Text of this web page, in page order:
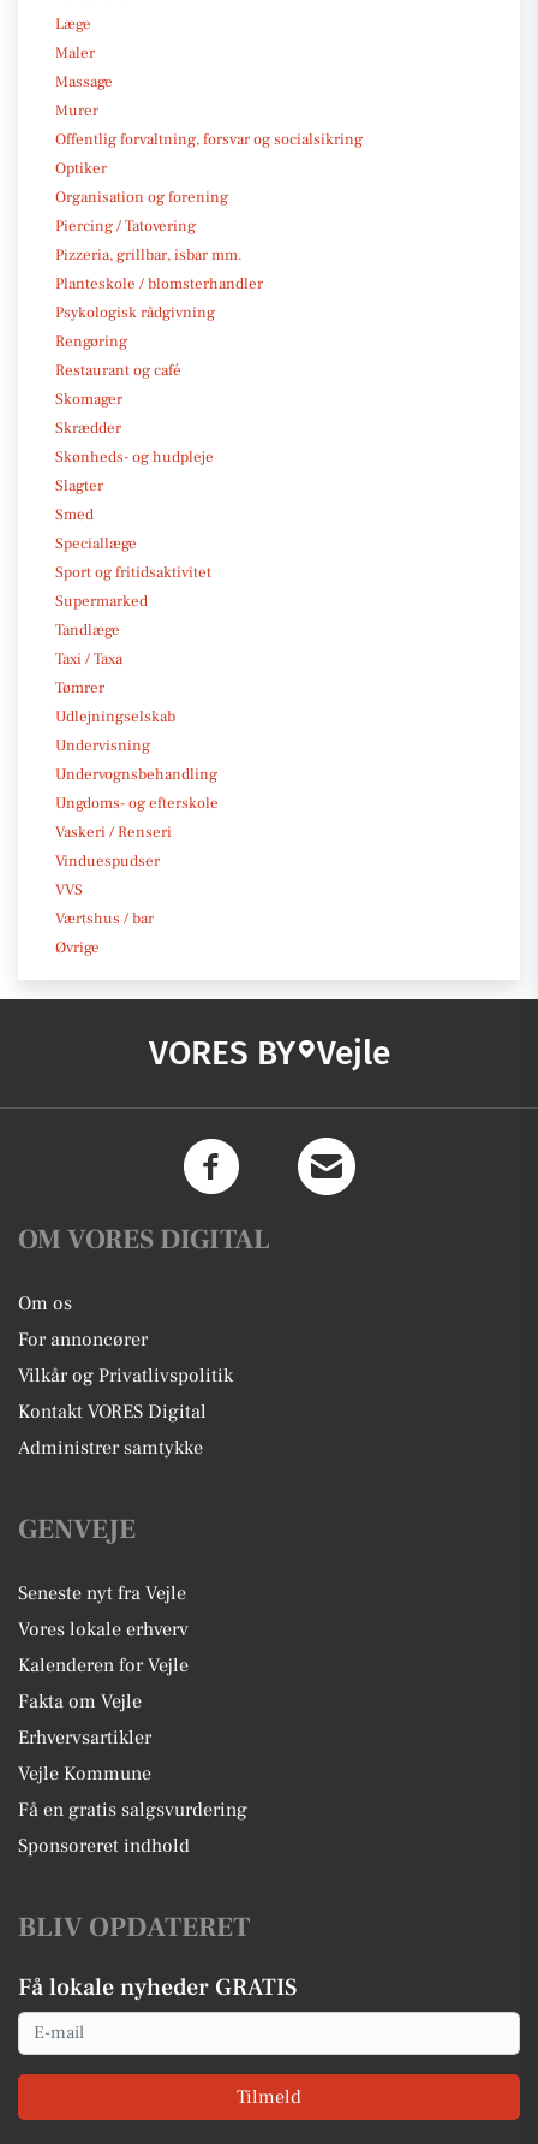
Læge
Maler
Massage
Murer
Offentlig forvaltning, forsvar og socialsikring
Optiker
Organisation og forening
Piercing / Tatovering
Pizzeria, grillbar, isbar mm.
Planteskole / blomsterhandler
Psykologisk rådgivning
Rengøring
Restaurant og café
Skomager
Skrædder
Skønheds- og hudpleje
Slagter
Smed
Speciallæge
Sport og fritidsaktivitet
Supermarked
Tandlæge
Taxi / Taxa
Tømrer
Udlejningselskab
Undervisning
Undervognsbehandling
Ungdoms- og efterskole
Vaskeri / Renseri
Vinduespudser
VVS
Værtshus / bar
Øvrige
VORES BY Vejle
OM VORES DIGITAL
Om os
For annoncører
Vilkår og Privatlivspolitik
Kontakt VORES Digital
Administrer samtykke
GENVEJE
Seneste nyt fra Vejle
Vores lokale erhverv
Kalenderen for Vejle
Fakta om Vejle
Erhvervsartikler
Vejle Kommune
Få en gratis salgsvurdering
Sponsoreret indhold
BLIV OPDATERET
Få lokale nyheder GRATIS
Email
Tilmeld